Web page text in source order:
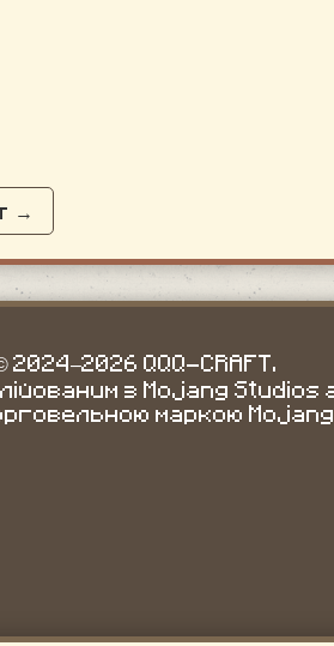
→
2024–2026 QQQ-CRAFT.
з Mojang
маркою